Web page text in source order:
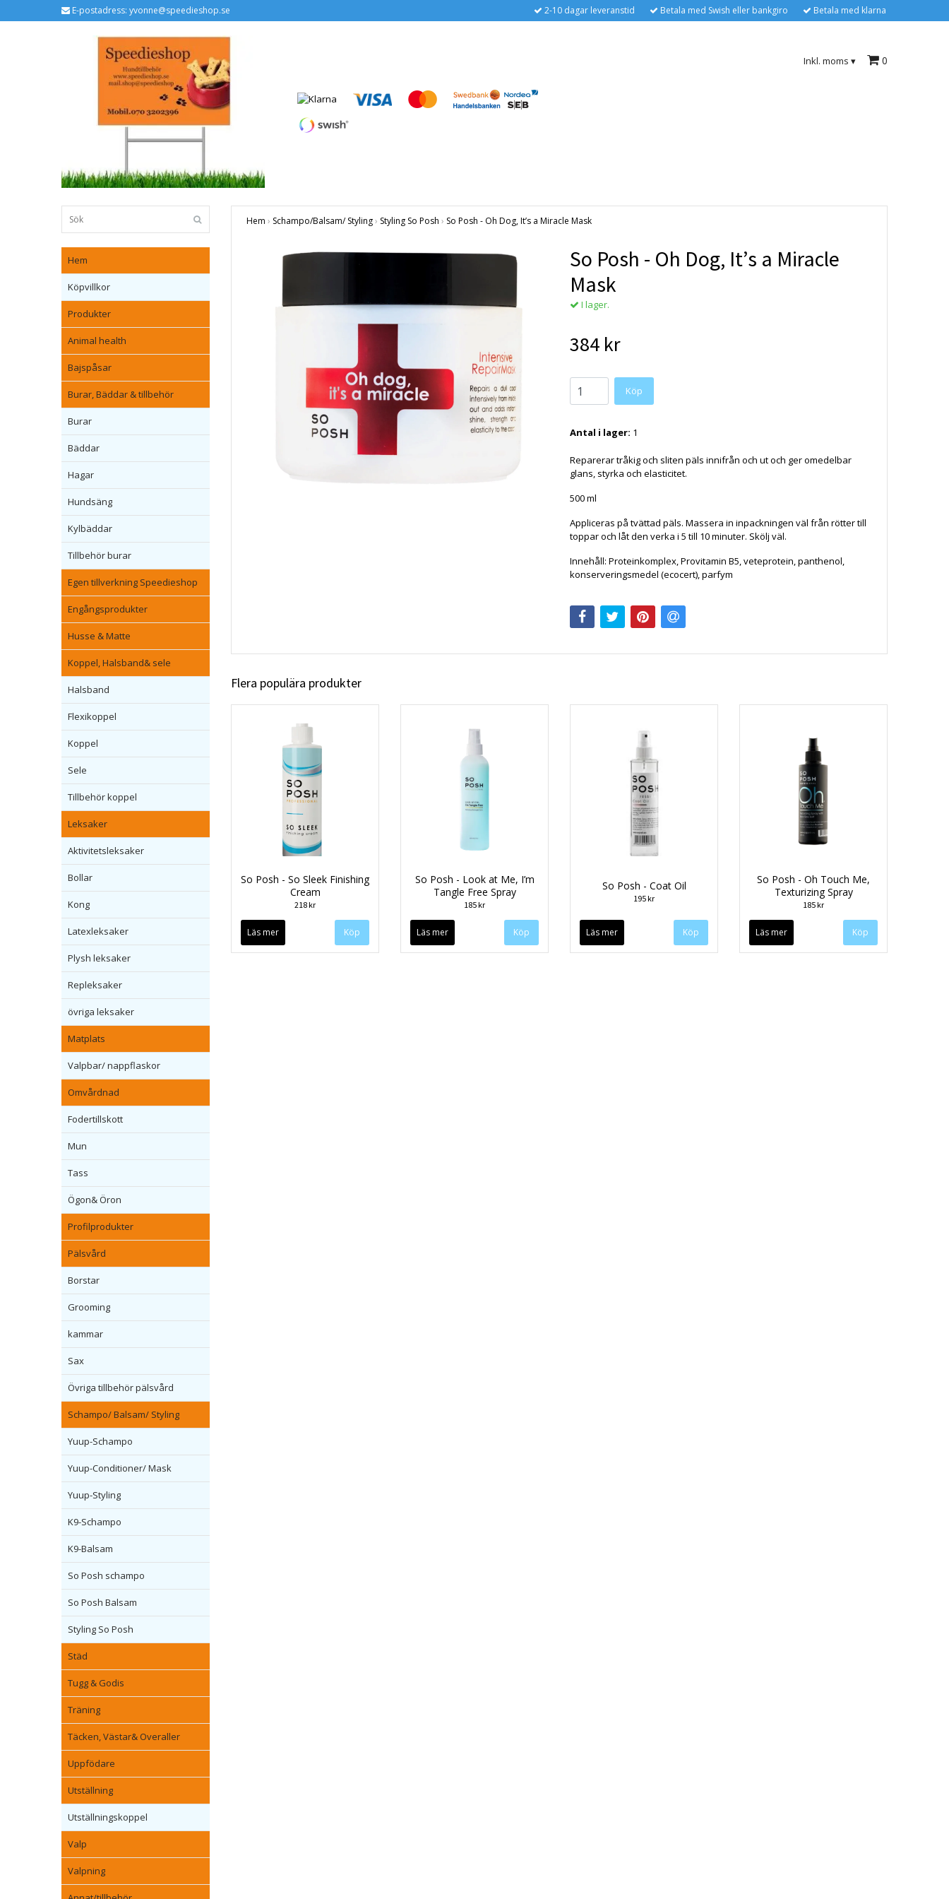
E-postadress: yvonne@speedieshop.se 2-10 dagar leveranstid Betala med Swish eller bankgiro Betala med klarna
Inkl. moms ▾ 0
Hem
Köpvillkor
Produkter
Animal health
Bajspåsar
Burar, Bäddar & tillbehör
Burar
Bäddar
Hagar
Hundsäng
Kylbäddar
Tillbehör burar
Egen tillverkning Speedieshop
Engångsprodukter
Husse & Matte
Koppel, Halsband& sele
Halsband
Flexikoppel
Koppel
Sele
Tillbehör koppel
Leksaker
Aktivitetsleksaker
Bollar
Kong
Latexleksaker
Plysh leksaker
Repleksaker
övriga leksaker
Matplats
Valpbar/ nappflaskor
Omvårdnad
Fodertillskott
Mun
Tass
Ögon& Öron
Profilprodukter
Pälsvård
Borstar
Grooming
kammar
Sax
Övriga tillbehör pälsvård
Schampo/ Balsam/ Styling
Yuup-Schampo
Yuup-Conditioner/ Mask
Yuup-Styling
K9-Schampo
K9-Balsam
So Posh schampo
So Posh Balsam
Styling So Posh
Städ
Tugg & Godis
Träning
Täcken, Västar& Overaller
Uppfödare
Utställning
Utställningskoppel
Valp
Valpning
Hem › Schampo/Balsam/ Styling› Styling So Posh › So Posh - Oh Dog, It’s a Miracle Mask
So Posh - Oh Dog, It’s a Miracle
Mask
I lager.
384 kr
Köp
Antal i lager: 1
Reparerar tråkig och sliten päls innifrån och ut och ger omedelbar
glans, styrka och elasticitet.
500 ml
Appliceras på tvättad päls. Massera in inpackningen väl från rötter till
toppar och låt den verka i 5 till 10 minuter. Skölj väl.
Innehåll: Proteinkomplex, Provitamin B5, veteprotein, panthenol,
konserveringsmedel (ecocert), parfym
Flera populära produkter
So Posh - So Sleek Finishing
Cream
218 kr
Läs mer
So Posh - Look at Me, I’m
Tangle Free Spray
185 kr
Läs mer Köp
So Posh - Coat Oil
195 kr
Läs mer
So Posh - Oh Touch Me,
Texturizing Spray
185 kr
Läs mer